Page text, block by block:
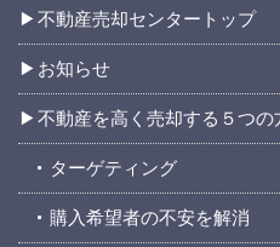
不動産売却センタートップ
お知らせ
不動産を高く売却する５つの
ターゲティング
購入希望者の不安を解消